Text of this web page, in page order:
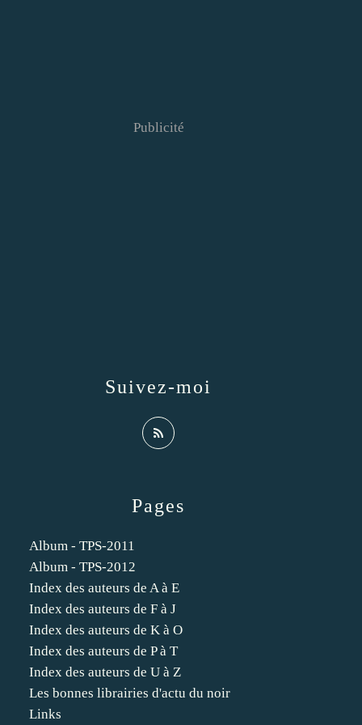
Pages
Album - TPS-2011
Album - TPS-2012
Index des auteurs de A à E
Index des auteurs de F à J
Index des auteurs de K à O
Index des auteurs de P à T
Index des auteurs de U à Z
Les bonnes librairies d'actu du noir
Links
Suivez-moi
Publicité